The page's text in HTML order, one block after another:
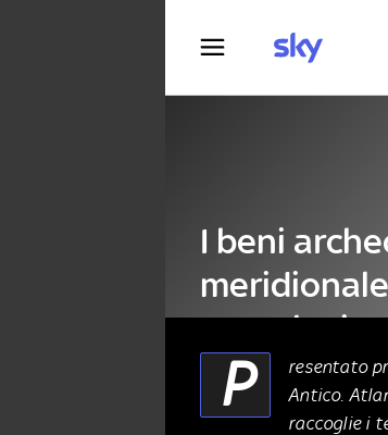
I beni
tecnologica
ALTRO 21 Dicembre 2021
P resentato
Antico.
raccoglie i